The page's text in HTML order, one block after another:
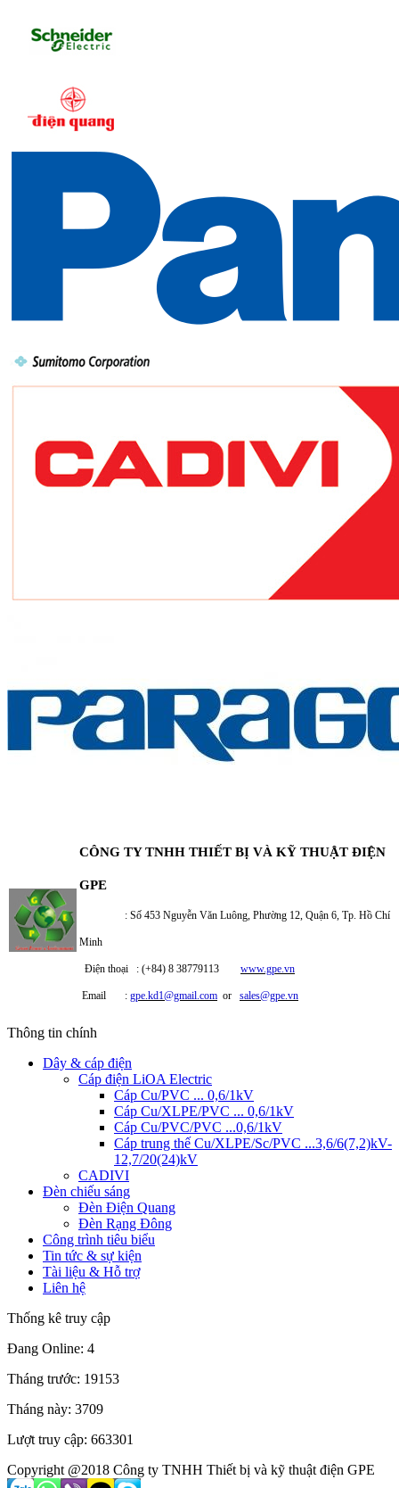
CÔNG TY TNHH THIẾT BỊ VÀ KỸ THUẬT ĐIỆN
GPE
: Số 453 Nguyễn Văn Luông, Phường 12, Quận 6, Tp. Hồ Chí
Minh
Điện thoại : (+84) 8 38779113 www.gpe.vn
Email : gpe.kd1@gmail.com or sales@gpe.vn
Thông tin chính
Dây & cáp điện
Cáp điện LiOA Electric
Cáp Cu/PVC ... 0,6/1kV
Cáp Cu/XLPE/PVC ... 0,6/1kV
Cáp Cu/PVC/PVC ...0,6/1kV
Cáp trung thế Cu/XLPE/Sc/PVC ...3,6/6(7,2)kV-
12,7/20(24)kV
CADIVI
Đèn chiếu sáng
Đèn Điện Quang
Đèn Rạng Đông
Công trình tiêu biểu
Tin tức & sự kiện
Tài liệu & Hỗ trợ
Liên hệ
Thống kê truy cập
Đang Online: 4
Tháng trước: 19153
Tháng này: 3709
Lượt truy cập: 663301
Copyright @2018 Công ty TNHH Thiết bị và kỹ thuật điện GPE